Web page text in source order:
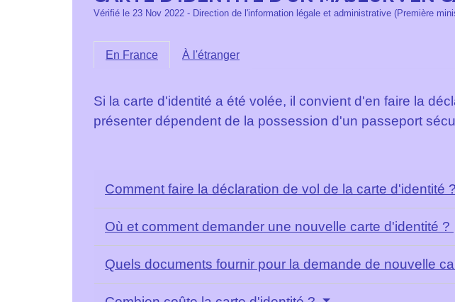
Vérifié le 23 Nov 2022 - Direction de l'information légale et administrative (Première
En France À l'étranger
Si la carte d'identité a été volée, il convient d'en faire la
présenter dépendent de la possession d'un passeport
Comment faire la déclaration de vol de la carte d'identité ?
Où et comment demander une nouvelle carte d'identité ?
Quels documents fournir pour la demande de nouvelle